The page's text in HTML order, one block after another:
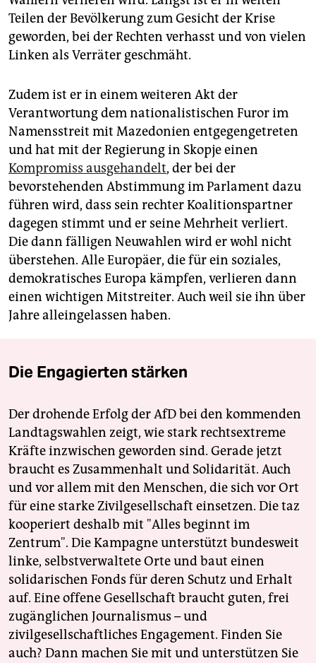
Teilen der Bevölkerung zum Gesicht der Krise
geworden, bei der Rechten verhasst und von vielen
Linken als Verräter geschmäht.
Zudem ist er in einem weiteren Akt der
Verantwortung dem nationalistischen Furor im
Namensstreit mit Mazedonien entgegengetreten
und hat mit der Regierung in Skopje einen
Kompromiss ausgehandelt, der bei der
bevorstehenden Abstimmung im Parlament dazu
führen wird, dass sein rechter Koalitionspartner
dagegen stimmt und er seine Mehrheit verliert.
Die dann fälligen Neuwahlen wird er wohl nicht
überstehen. Alle Europäer, die für ein soziales,
demokratisches Europa kämpfen, verlieren dann
einen wichtigen Mitstreiter. Auch weil sie ihn über
Jahre alleingelassen haben.
Die Engagierten stärken
Der drohende Erfolg der AfD bei den kommenden
Landtagswahlen zeigt, wie stark rechtsextreme
Kräfte inzwischen geworden sind. Gerade jetzt
braucht es Zusammenhalt und Solidarität. Auch
und vor allem mit den Menschen, die sich vor Ort
für eine starke Zivilgesellschaft einsetzen. Die taz
kooperiert deshalb mit "Alles beginnt im
Zentrum". Die Kampagne unterstützt bundesweit
linke, selbstverwaltete Orte und baut einen
solidarischen Fonds für deren Schutz und Erhalt
auf. Eine offene Gesellschaft braucht guten, frei
zugänglichen Journalismus – und
zivilgesellschaftliches Engagement. Finden Sie
auch? Dann machen Sie mit und unterstützen Sie